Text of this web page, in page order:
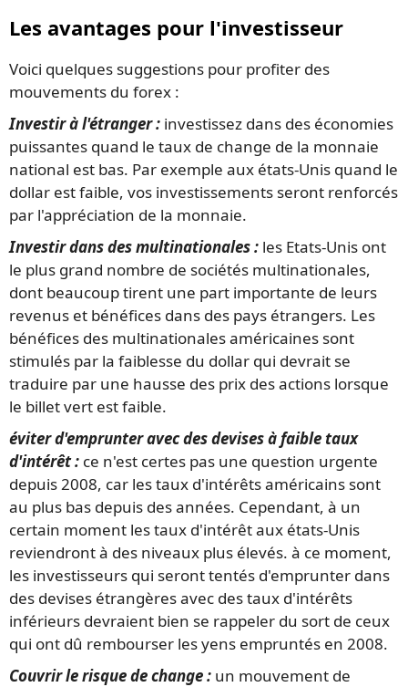
Les avantages pour l'investisseur
Voici quelques suggestions pour profiter des
mouvements du forex :
Investir à l'étranger : investissez dans des économies
puissantes quand le taux de change de la monnaie
national est bas. Par exemple aux états-Unis quand le
dollar est faible, vos investissements seront renforcés
par l'appréciation de la monnaie.
Investir dans des multinationales : les Etats-Unis ont
le plus grand nombre de sociétés multinationales,
dont beaucoup tirent une part importante de leurs
revenus et bénéfices dans des pays étrangers. Les
bénéfices des multinationales américaines sont
stimulés par la faiblesse du dollar qui devrait se
traduire par une hausse des prix des actions lorsque
le billet vert est faible.
éviter d'emprunter avec des devises à faible taux
d'intérêt : ce n'est certes pas une question urgente
depuis 2008, car les taux d'intérêts américains sont
au plus bas depuis des années. Cependant, à un
certain moment les taux d'intérêt aux états-Unis
reviendront à des niveaux plus élevés. à ce moment,
les investisseurs qui seront tentés d'emprunter dans
des devises étrangères avec des taux d'intérêts
inférieurs devraient bien se rappeler du sort de ceux
qui ont dû rembourser les yens empruntés en 2008.
Couvrir le risque de change : un mouvement de